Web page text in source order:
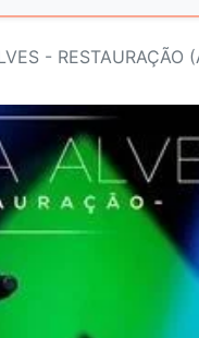
- RESTAURAÇÃO